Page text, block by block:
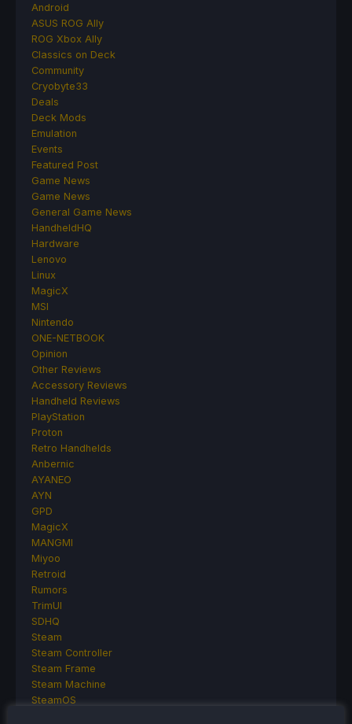
Android
ASUS ROG Ally
ROG Xbox Ally
Classics on Deck
Community
Cryobyte33
Deals
Deck Mods
Emulation
Events
Featured Post
Game News
Game News
General Game News
HandheldHQ
Hardware
Lenovo
Linux
MagicX
MSI
Nintendo
ONE-NETBOOK
Opinion
Other Reviews
Accessory Reviews
Handheld Reviews
PlayStation
Proton
Retro Handhelds
Anbernic
AYANEO
AYN
GPD
MagicX
MANGMI
Miyoo
Retroid
Rumors
TrimUI
SDHQ
Steam
Steam Controller
Steam Frame
Steam Machine
SteamOS